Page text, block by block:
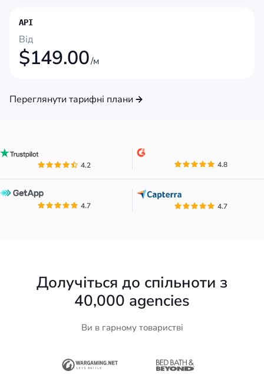
API
Від
$149.00/м
Переглянути тарифні плани
4.2 4.8
4.7 4.7
Долучіться до спільноти з
40,000 agencies
Ви в гарному товаристві